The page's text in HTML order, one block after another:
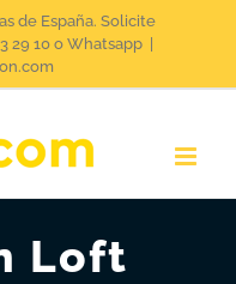
de España. Solicite
29 10 o Whatsapp
Loft